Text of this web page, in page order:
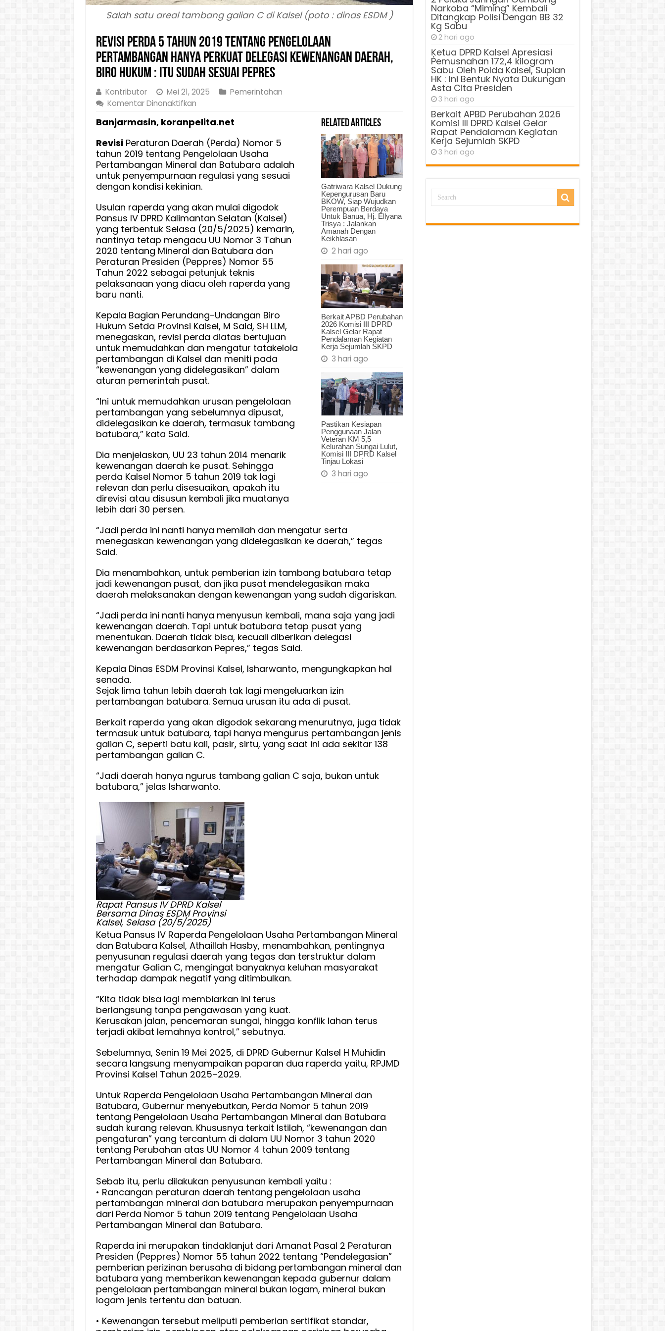
Salah satu areal tambang galian C di Kalsel (poto : dinas ESDM )
Revisi Perda 5 Tahun 2019 Tentang Pengelolaan
Pertambangan Hanya Perkuat Delegasi Kewenangan Daerah,
Biro Hukum : Itu Sudah Sesuai Pepres
Kontributor Mei 21, 2025
Pemerintahan
Komentar Dinonaktifkanpada
Perda
Tahun
2019
Tentang
Pengelolaan
Hanya
Perkuat
Delegasi
Kewenangan
Daerah,
Biro
Hukum
:
Sesuai
Pepres
Related Articles
Gatriwara Kalsel Dukung
Kepengurusan Baru
BKOW, Siap Wujudkan
Perempuan Berdaya
Untuk Banua, Hj. Ellyana
Trisya : Jalankan
Amanah Dengan
Keikhlasan
2 hari ago
Berkait APBD Perubahan
2026 Komisi III DPRD
Kalsel Gelar Rapat
Pendalaman Kegiatan
Kerja Sejumlah SKPD
3 hari ago
Pastikan Kesiapan
Penggunaan Jalan
Veteran KM 5,5
Kelurahan Sungai Lulut,
Komisi III DPRD Kalsel
Tinjau Lokasi
3 hari ago
Banjarmasin, koranpelita.net
RevisiPeraturan Daerah (Perda) Nomor 5
tahun 2019 tentang Pengelolaan Usaha
Pertambangan Mineral dan Batubara adalah
untuk penyempurnaan regulasi yang sesuai
dengan kondisi kekinian.
Usulan raperda yang akan mulai digodok
Pansus IV DPRD Kalimantan Selatan (Kalsel)
yang terbentuk Selasa (20/5/2025) kemarin,
nantinya tetap mengacu UU Nomor 3 Tahun
2020 tentang Mineral dan Batubara dan
Peraturan Presiden (Peppres) Nomor 55
Tahun 2022 sebagai petunjuk teknis
pelaksanaan yang diacu oleh raperda yang
baru nanti.
Kepala Bagian Perundang-Undangan Biro
Hukum Setda Provinsi Kalsel, M Said, SH LLM,
menegaskan, revisi perda diatas bertujuan
untuk memudahkan dan mengatur tatakelola
pertambangan di Kalsel dan meniti pada
“kewenangan yang didelegasikan” dalam
aturan pemerintah pusat.
“Ini untuk memudahkan urusan pengelolaan
pertambangan yang sebelumnya dipusat,
didelegasikan ke daerah, termasuk tambang
batubara,” kata Said.
Dia menjelaskan, UU 23 tahun 2014 menarik
kewenangan daerah ke pusat. Sehingga
perda Kalsel Nomor 5 tahun 2019 tak lagi
relevan dan perlu disesuaikan, apakah itu
direvisi atau disusun kembali jika muatanya
lebih dari 30 persen.
“Jadi perda ini nanti hanya memilah dan mengatur serta
menegaskan kewenangan yang didelegasikan ke daerah,” tegas
Said.
Dia menambahkan, untuk pemberian izin tambang batubara tetap
jadi kewenangan pusat, dan jika pusat mendelegasikan maka
daerah melaksanakan dengan kewenangan yang sudah digariskan.
“Jadi perda ini nanti hanya menyusun kembali, mana saja yang jadi
kewenangan daerah. Tapi untuk batubara tetap pusat yang
menentukan. Daerah tidak bisa, kecuali diberikan delegasi
kewenangan berdasarkan Pepres,” tegas Said.
Kepala Dinas ESDM Provinsi Kalsel, Isharwanto, mengungkapkan hal
senada.
Sejak lima tahun lebih daerah tak lagi mengeluarkan izin
pertambangan batubara. Semua urusan itu ada di pusat.
Berkait raperda yang akan digodok sekarang menurutnya, juga tidak
termasuk untuk batubara, tapi hanya mengurus pertambangan jenis
galian C, seperti batu kali, pasir, sirtu, yang saat ini ada sekitar 138
pertambangan galian C.
“Jadi daerah hanya ngurus tambang galian C saja, bukan untuk
batubara,” jelas Isharwanto.
Rapat Pansus IV DPRD Kalsel
Bersama Dinas ESDM Provinsi
Kalsel, Selasa (20/5/2025)
Ketua Pansus IV Raperda Pengelolaan Usaha Pertambangan Mineral
dan Batubara Kalsel, Athaillah Hasby, menambahkan, pentingnya
penyusunan regulasi daerah yang tegas dan terstruktur dalam
mengatur Galian C, mengingat banyaknya keluhan masyarakat
terhadap dampak negatif yang ditimbulkan.
“Kita tidak bisa lagi membiarkan ini terus
berlangsung tanpa pengawasan yang kuat.
Kerusakan jalan, pencemaran sungai, hingga konflik lahan terus
terjadi akibat lemahnya kontrol,” sebutnya.
Sebelumnya, Senin 19 Mei 2025, di DPRD Gubernur Kalsel H Muhidin
secara langsung menyampaikan paparan dua raperda yaitu, RPJMD
Provinsi Kalsel Tahun 2025–2029.
Untuk Raperda Pengelolaan Usaha Pertambangan Mineral dan
Batubara, Gubernur menyebutkan, Perda Nomor 5 tahun 2019
tentang Pengelolaan Usaha Pertambangan Mineral dan Batubara
sudah kurang relevan. Khususnya terkait Istilah, “kewenangan dan
pengaturan” yang tercantum di dalam UU Nomor 3 tahun 2020
tentang Perubahan atas UU Nomor 4 tahun 2009 tentang
Pertambangan Mineral dan Batubara.
Sebab itu, perlu dilakukan penyusunan kembali yaitu :
• Rancangan peraturan daerah tentang pengelolaan usaha
pertambangan mineral dan batubara merupakan penyempurnaan
dari Perda Nomor 5 tahun 2019 tentang Pengelolaan Usaha
Pertambangan Mineral dan Batubara.
Raperda ini merupakan tindaklanjut dari Amanat Pasal 2 Peraturan
Presiden (Peppres) Nomor 55 tahun 2022 tentang “Pendelegasian”
pemberian perizinan berusaha di bidang pertambangan mineral dan
batubara yang memberikan kewenangan kepada gubernur dalam
pengelolaan pertambangan mineral bukan logam, mineral bukan
logam jenis tertentu dan batuan.
• Kewenangan tersebut meliputi pemberian sertifikat standar,
Narkoba “Miming” Kembali
Ditangkap Polisi Dengan BB 32
Kg Sabu
2 hari ago
Ķetua DPRD Kalsel Apresiasi
Pemusnahan 172,4 kilogram
Sabu Oleh Polda Kalsel, Supian
HK : Ini Bentuk Nyata Dukungan
Asta Cita Presiden
3 hari ago
Berkait APBD Perubahan 2026
Komisi III DPRD Kalsel Gelar
Rapat Pendalaman Kegiatan
Kerja Sejumlah SKPD
3 hari ago